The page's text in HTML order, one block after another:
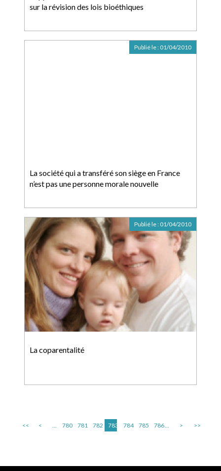
sur la révision des lois bioéthiques
La société qui a transféré son siège en France
n’est pas une personne morale nouvelle
Publié le : 01/04/2010
La coparentalité
Publié le : 01/04/2010
<< < ... 780 781 782 783 784 785 786... > >>